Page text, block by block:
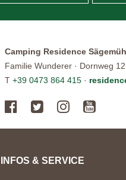
Camping Residence
Familie Wunderer · Dornweg
T +39 0473 864 415 ·
INFOS & SERVICE